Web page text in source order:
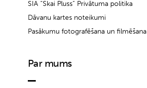
SIA “Skai Pluss” Privātuma politika
Dāvanu kartes noteikumi
Pasākumu fotografēšana un filmēšana
Par mums